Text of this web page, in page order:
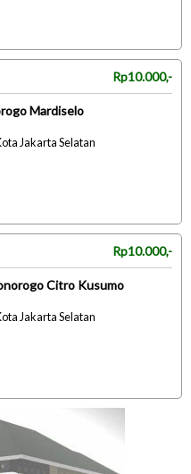
Rp10.000,-
Mardiselo
Jakarta Selatan
Rp10.000,-
Citro Kusumo
Jakarta Selatan